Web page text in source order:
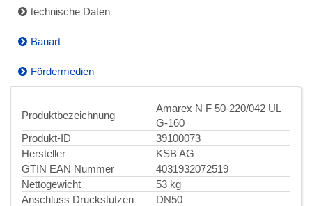
technische Daten
Bauart
Fördermedien
Produktbezeichnung
Amarex N F 50-220/042 UL
G-160
Produkt-ID
39100073
Hersteller
KSB AG
GTIN EAN Nummer
4031932072519
Nettogewicht
53 kg
Anschluss Druckstutzen
DN50